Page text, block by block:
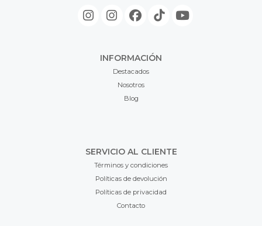
INFORMACIÓN
Destacados
Nosotros
Blog
SERVICIO AL CLIENTE
Términos y condiciones
Políticas de devolución
Políticas de privacidad
Contacto